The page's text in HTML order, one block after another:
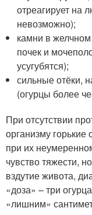
отреагирует на
невозможно);
камни в
почек и
усугубятся);
сильные отёки,
(огурцы более
При отсутствии
организму
при их
чувство тяжести,
вздутие живота,
«доза» – три
«лишним»